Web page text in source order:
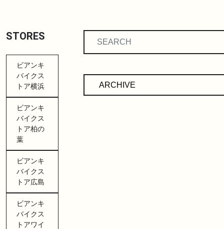
STORES
ビアンキ
バイクス
トア横浜
ビアンキ
バイクス
トア柏の
葉
ビアンキ
バイクス
トア広島
ビアンキ
バイクス
トアワイ